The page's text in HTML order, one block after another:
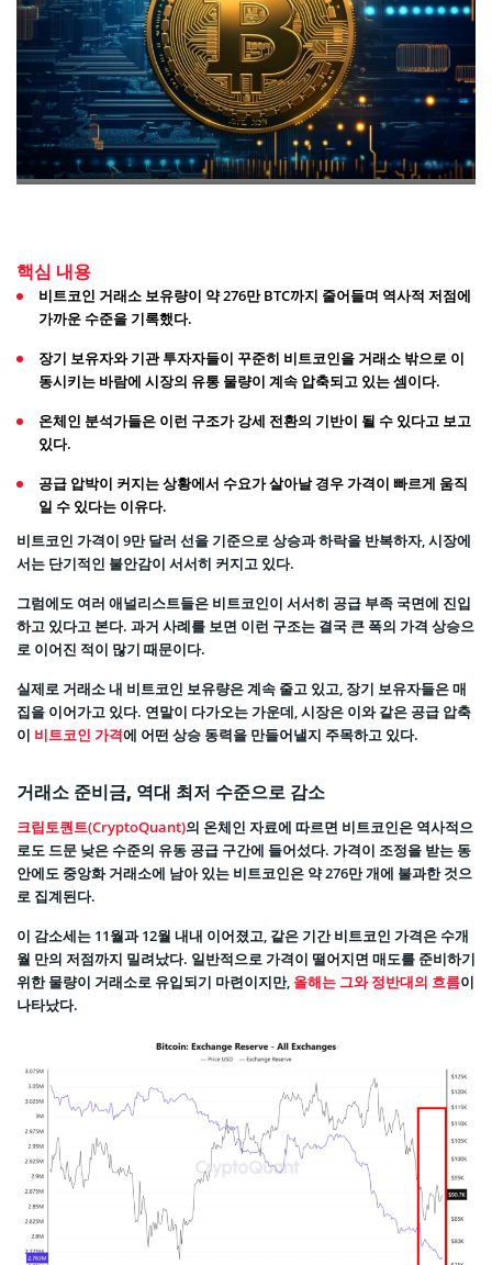
핵심 내용
비트코인 거래소 보유량이 약 276만 BTC까지 줄어들며 역사적 저점에
가까운 수준을 기록했다.
장기 보유자와 기관 투자자들이 꾸준히 비트코인을 거래소 밖으로 이
동시키는 바람에 시장의 유통 물량이 계속 압축되고 있는 셈이다.
온체인 분석가들은 이런 구조가 강세 전환의 기반이 될 수 있다고 보고
있다.
공급 압박이 커지는 상황에서 수요가 살아날 경우 가격이 빠르게 움직
일 수 있다는 이유다.
비트코인 가격이 9만 달러 선을 기준으로 상승과 하락을 반복하자, 시장에
서는 단기적인 불안감이 서서히 커지고 있다.
그럼에도 여러 애널리스트들은 비트코인이 서서히 공급 부족 국면에 진입
하고 있다고 본다. 과거 사례를 보면 이런 구조는 결국 큰 폭의 가격 상승으
로 이어진 적이 많기 때문이다.
실제로 거래소 내 비트코인 보유량은 계속 줄고 있고, 장기 보유자들은 매
집을 이어가고 있다. 연말이 다가오는 가운데, 시장은 이와 같은 공급 압축
이 비트코인 가격에 어떤 상승 동력을 만들어낼지 주목하고 있다.
거래소 준비금, 역대 최저 수준으로 감소
크립토퀀트(CryptoQuant)의 온체인 자료에 따르면 비트코인은 역사적으
로도 드문 낮은 수준의 유동 공급 구간에 들어섰다. 가격이 조정을 받는 동
안에도 중앙화 거래소에 남아 있는 비트코인은 약 276만 개에 불과한 것으
로 집계된다.
이 감소세는 11월과 12월 내내 이어졌고, 같은 기간 비트코인 가격은 수개
월 만의 저점까지 밀려났다. 일반적으로 가격이 떨어지면 매도를 준비하기
위한 물량이 거래소로 유입되기 마련이지만, 올해는 그와 정반대의 흐름이
나타났다.